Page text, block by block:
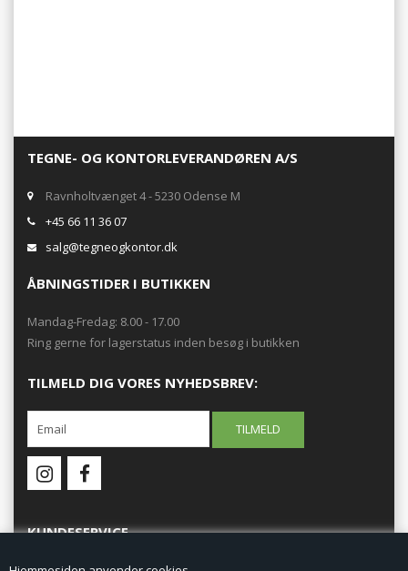
TEGNE- OG KONTORLEVERANDØREN A/S
Ravnholtvænget 4 - 5230 Odense M
+45 66 11 36 07
salg@tegneogkontor.dk
ÅBNINGSTIDER I BUTIKKEN
Mandag-Fredag: 8.00 - 17.00
Ring gerne for lagerstatus inden besøg i butikken
TILMELD DIG VORES NYHEDSBREV:
KUNDESERVICE